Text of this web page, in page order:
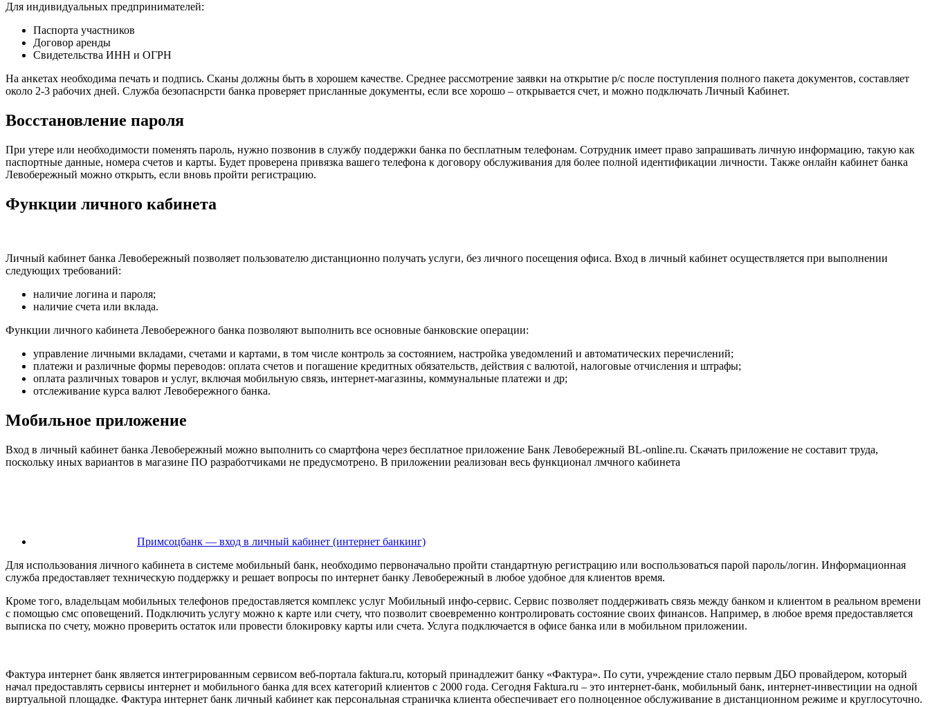
Для индивидуальных предпринимателей:
Паспорта участников
Договор аренды
Свидетельства ИНН и ОГРН
На анкетах необходима печать и подпись. Сканы должны быть в хорошем качестве. Среднее рассмотрение заявки на открытие р/с после поступления полного пакета документов, составляет
около 2-3 рабочих дней. Служба безопаснрсти банка проверяет присланные документы, если все хорошо – открывается счет, и можно подключать Личный Кабинет.
Восстановление пароля
При утере или необходимости поменять пароль, нужно позвонив в службу поддержки банка по бесплатным телефонам. Сотрудник имеет право запрашивать личную информацию, такую как
паспортные данные, номера счетов и карты. Будет проверена привязка вашего телефона к договору обслуживания для более полной идентификации личности. Также онлайн кабинет банка
Левобережный можно открыть, если вновь пройти регистрацию.
Функции личного кабинета
Личный кабинет банка Левобережный позволяет пользователю дистанционно получать услуги, без личного посещения офиса. Вход в личный кабинет осуществляется при выполнении
следующих требований:
наличие логина и пароля;
наличие счета или вклада.
Функции личного кабинета Левобережного банка позволяют выполнить все основные банковские операции:
управление личными вкладами, счетами и картами, в том числе контроль за состоянием, настройка уведомлений и автоматических перечислений;
платежи и различные формы переводов: оплата счетов и погашение кредитных обязательств, действия с валютой, налоговые отчисления и штрафы;
оплата различных товаров и услуг, включая мобильную связь, интернет-магазины, коммунальные платежи и др;
отслеживание курса валют Левобережного банка.
Мобильное приложение
Вход в личный кабинет банка Левобережный можно выполнить со смартфона через бесплатное приложение Банк Левобережный BL-online.ru. Скачать приложение не составит труда,
поскольку иных вариантов в магазине ПО разработчиками не предусмотрено. В приложении реализован весь функционал лмчного кабинета
Примсоцбанк — вход в личный кабинет (интернет банкинг)
Для использования личного кабинета в системе мобильный банк, необходимо первоначально пройти стандартную регистрацию или воспользоваться парой пароль/логин. Информационная
служба предоставляет техническую поддержку и решает вопросы по интернет банку Левобережный в любое удобное для клиентов время.
Кроме того, владельцам мобильных телефонов предоставляется комплекс услуг Мобильный инфо-сервис. Сервис позволяет поддерживать связь между банком и клиентом в реальном времени
с помощью смс оповещений. Подключить услугу можно к карте или счету, что позволит своевременно контролировать состояние своих финансов. Например, в любое время предоставляется
выписка по счету, можно проверить остаток или провести блокировку карты или счета. Услуга подключается в офисе банка или в мобильном приложении.
Фактура интернет банк является интегрированным сервисом веб-портала faktura.ru, который принадлежит банку «Фактура». По сути, учреждение стало первым ДБО провайдером, который
начал предоставлять сервисы интернет и мобильного банка для всех категорий клиентов с 2000 года. Сегодня Faktura.ru – это интернет-банк, мобильный банк, интернет-инвестиции на одной
виртуальной площадке. Фактура интернет банк личный кабинет как персональная страничка клиента обеспечивает его полноценное обслуживание в дистанционном режиме и круглосуточно.